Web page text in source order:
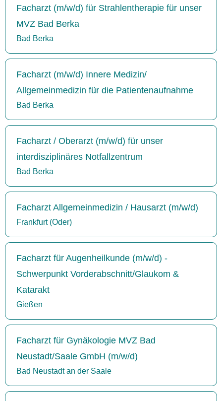
Facharzt (m/w/d) für Strahlentherapie für unser
MVZ Bad Berka
Bad Berka
Facharzt (m/w/d) Innere Medizin/
Allgemeinmedizin für die Patientenaufnahme
Bad Berka
Facharzt / Oberarzt (m/w/d) für unser
interdisziplinäres Notfallzentrum
Bad Berka
Facharzt Allgemeinmedizin / Hausarzt (m/w/d)
Frankfurt (Oder)
Facharzt für Augenheilkunde (m/w/d) -
Schwerpunkt Vorderabschnitt/Glaukom &
Katarakt
Gießen
Facharzt für Gynäkologie MVZ Bad
Neustadt/Saale GmbH (m/w/d)
Bad Neustadt an der Saale